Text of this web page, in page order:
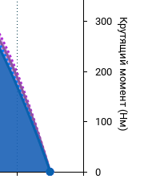
Крутящий момент (Нм)
0
100
200
300